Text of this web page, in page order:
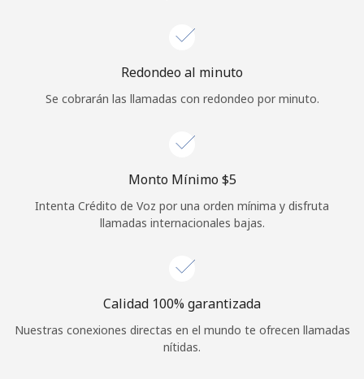
o
Continuar con
Redondeo al minuto
Se cobrarán las llamadas con redondeo por minuto.
Monto Mínimo ⁦$5⁩
Intenta Crédito de Voz por una orden mínima y disfruta
llamadas internacionales bajas.
Calidad 100% garantizada
Nuestras conexiones directas en el mundo te ofrecen llamadas
nítidas.